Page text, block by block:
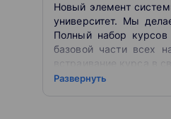
research, educational
Petersburg University
the world and is the
the most advanced
five additional points
Новый элемент
университет. Мы
Полный набор
базовой части всех
встраивание курса в
«Открытое
Развернуть